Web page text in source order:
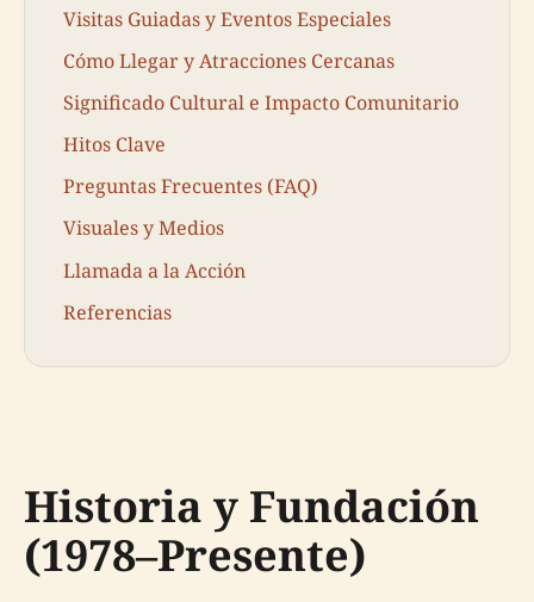
Visitas Guiadas y Eventos Especiales
Cómo Llegar y Atracciones Cercanas
Significado Cultural e Impacto Comunitario
Hitos Clave
Preguntas Frecuentes (FAQ)
Visuales y Medios
Llamada a la Acción
Referencias
Historia y Fundación
(1978–Presente)